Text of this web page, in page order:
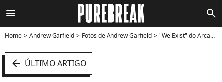
menu search
Home Andrew Garfield Fotos de Andrew Garfield "We Exist" do Arcade Fire mostra Andrew Garfield dançando que nem diva - Foto
arrow_left ÚLTIMO ARTIGO